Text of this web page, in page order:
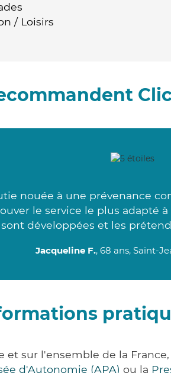
/ Loisirs
nouée à une prévenance
le service le plus adapté
développées et les
Jacqueline F., 68 ans, Saint-
sur l'ensemble de la
d'Autonomie (APA) ou la